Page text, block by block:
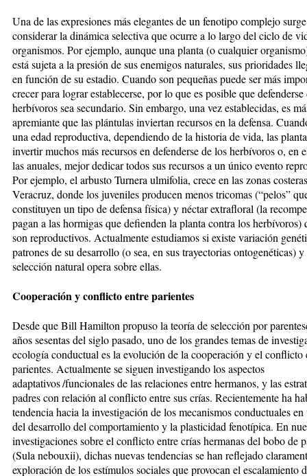
Una de las expresiones más elegantes de un fenotipo complejo
considerar la dinámica selectiva que ocurre a lo largo del ciclo de
organismos. Por ejemplo, aunque una planta (o cualquier
está sujeta a la presión de sus enemigos naturales, sus prioridades
en función de su estadio. Cuando son pequeñas puede ser más
crecer para lograr establecerse, por lo que es posible que defenderse
herbívoros sea secundario. Sin embargo, una vez establecidas, es
apremiante que las plántulas inviertan recursos en la defensa.
una edad reproductiva, dependiendo de la historia de vida, las
invertir muchos más recursos en defenderse de los herbívoros o, en
las anuales, mejor dedicar todos sus recursos a un único evento
Por ejemplo, el arbusto Turnera ulmifolia, crece en las zonas
Veracruz, donde los juveniles producen menos tricomas (“pelos”
constituyen un tipo de defensa física) y néctar extrafloral (la
pagan a las hormigas que defienden la planta contra los herbívoros)
son reproductivos. Actualmente estudiamos si existe variación
patrones de su desarrollo (o sea, en sus trayectorias ontogenéticas)
selección natural opera sobre ellas.
Cooperación y conflicto entre parientes
Desde que Bill Hamilton propuso la teoría de selección por
años sesentas del siglo pasado, uno de los grandes temas de
ecología conductual es la evolución de la cooperación y el conflicto
parientes. Actualmente se siguen investigando los aspectos
adaptativos /funcionales de las relaciones entre hermanos, y las
padres con relación al conflicto entre sus crías. Recientemente ha
tendencia hacia la investigación de los mecanismos conductuales
del desarrollo del comportamiento y la plasticidad fenotípica. En
investigaciones sobre el conflicto entre crías hermanas del bobo de
(Sula nebouxii), dichas nuevas tendencias se han reflejado
exploración de los estímulos sociales que provocan el escalamiento